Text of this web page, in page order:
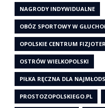
NAGRODY INDYWIDUALNE
OBÓZ SPORTOWY W
OPOLSKIE CENTRUM
OSTRÓW WIELKOPOLSKI
PIŁKA RĘCZNA DLA
PROSTOZOPOLSKIEGO.PL